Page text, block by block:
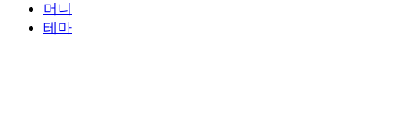
머니
테마